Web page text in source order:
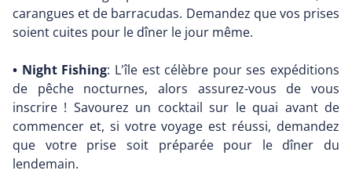
carangues et de barracudas. Demandez que vos prises
soient cuites pour le dîner le jour même.
• Night Fishing: L'île est célèbre pour ses expéditions
de pêche nocturnes, alors assurez-vous de vous
inscrire ! Savourez un cocktail sur le quai avant de
commencer et, si votre voyage est réussi, demandez
que votre prise soit préparée pour le dîner du
lendemain.